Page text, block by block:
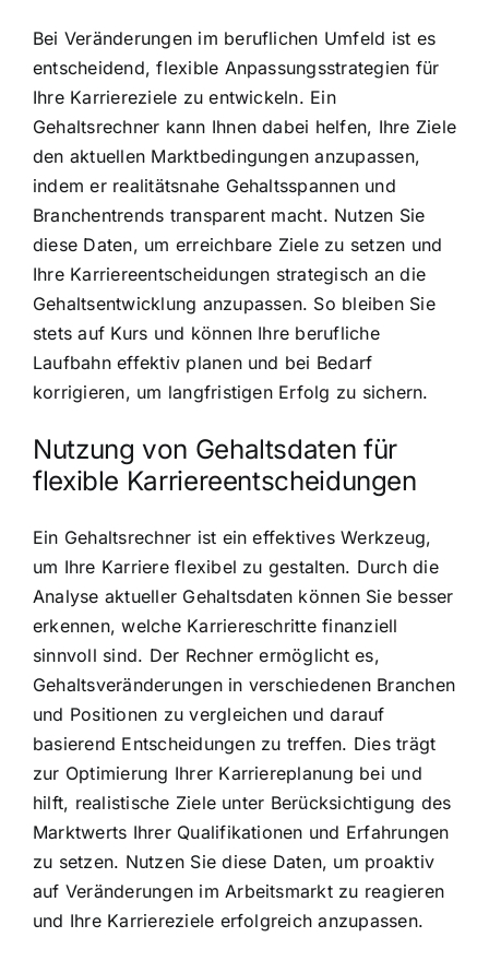
Bei Veränderungen im beruflichen Umfeld ist es
entscheidend, flexible Anpassungsstrategien für
Ihre Karriereziele zu entwickeln. Ein
Gehaltsrechner kann Ihnen dabei helfen, Ihre Ziele
den aktuellen Marktbedingungen anzupassen,
indem er realitätsnahe Gehaltsspannen und
Branchentrends transparent macht. Nutzen Sie
diese Daten, um erreichbare Ziele zu setzen und
Ihre Karriereentscheidungen strategisch an die
Gehaltsentwicklung anzupassen. So bleiben Sie
stets auf Kurs und können Ihre berufliche
Laufbahn effektiv planen und bei Bedarf
korrigieren, um langfristigen Erfolg zu sichern.
Nutzung von Gehaltsdaten für
flexible Karriereentscheidungen
Ein Gehaltsrechner ist ein effektives Werkzeug,
um Ihre Karriere flexibel zu gestalten. Durch die
Analyse aktueller Gehaltsdaten können Sie besser
erkennen, welche Karriereschritte finanziell
sinnvoll sind. Der Rechner ermöglicht es,
Gehaltsveränderungen in verschiedenen Branchen
und Positionen zu vergleichen und darauf
basierend Entscheidungen zu treffen. Dies trägt
zur Optimierung Ihrer Karriereplanung bei und
hilft, realistische Ziele unter Berücksichtigung des
Marktwerts Ihrer Qualifikationen und Erfahrungen
zu setzen. Nutzen Sie diese Daten, um proaktiv
auf Veränderungen im Arbeitsmarkt zu reagieren
und Ihre Karriereziele erfolgreich anzupassen.